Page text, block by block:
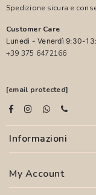
Spedizione sicura e
Customer Care
Lunedì - Venerdì 9:30-
+39 375 6472166
[email protected]
Informazioni
My Account